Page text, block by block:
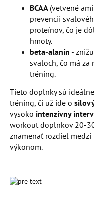
BCAA (vetvené
prevencii
proteínov, čo je
hmoty.
beta-alanín -
svaloch, čo má
tréning.
Tieto doplnky sú
tréning, či už ide o
vysoko intenzívny
workout doplnkov 20-
znamenať rozdiel medzi
výkonom.